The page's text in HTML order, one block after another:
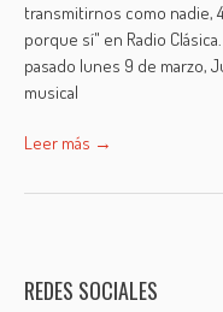
transmitirnos como nadie,
porque sí" en Radio
pasado lunes 9 de marzo,
musical
Leer más →
REDES SOCIALES